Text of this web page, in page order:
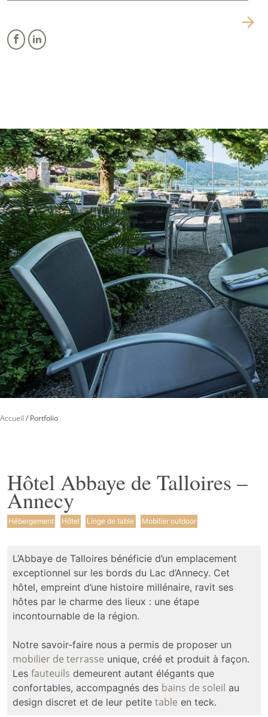
Accueil / Portfolio
Hôtel Abbaye de Talloires –
Annecy
Hébergement Hôtel Linge de table Mobilier outdoor
L’Abbaye de Talloires bénéficie d’un emplacement
exceptionnel sur les bords du Lac d’Annecy. Cet
hôtel, empreint d’une histoire millénaire, ravit ses
hôtes par le charme des lieux : une étape
incontournable de la région.
Notre savoir-faire nous a permis de proposer un
mobilier de terrasse unique, créé et produit à façon.
Les fauteuils demeurent autant élégants que
confortables, accompagnés des bains de soleil au
design discret et de leur petite table en teck.